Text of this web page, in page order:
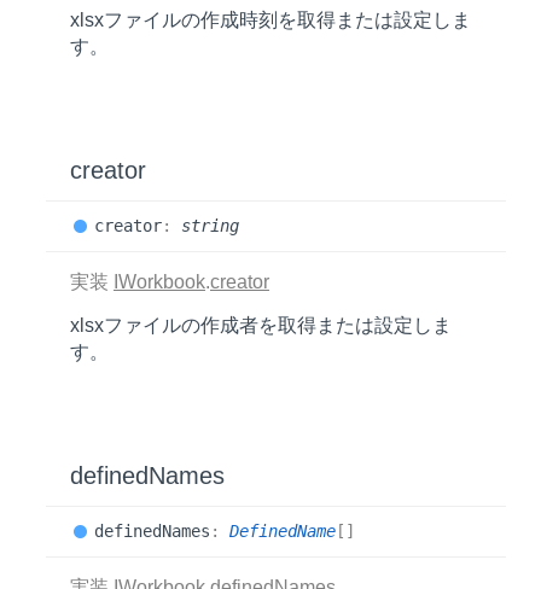
xlsxファイルの作成時刻を取得または設定しま
す。
creator
creator: string
実装 IWorkbook.creator
xlsxファイルの作成者を取得または設定しま
す。
definedNames
definedNames : DefinedName []